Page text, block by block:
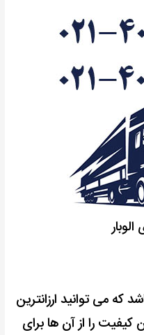
که می توانید ارزانترین
کیفیت را از آن ها برای